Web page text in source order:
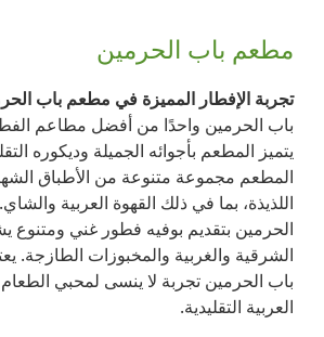
مطعم باب الحرمين
تجربة الإفطار المميزة في مطعم باب
باب الحرمين واحدًا من أفضل مطاعم
يتميز المطعم بأجوائه الجميلة وديكوره
المطعم مجموعة متنوعة من الأطباق
اللذيذة، بما في ذلك القهوة العربية
الحرمين بتقديم بوفيه فطور غني ومتنوع
الشرقية والغربية والمخبوزات الطازجة.
باب الحرمين تجربة لا ينسى لمحبي
العربية التقليدية.